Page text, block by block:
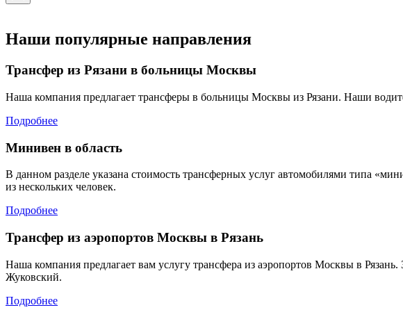
Наши популярные направления
Трансфер из Рязани в больницы Москвы
Наша компания предлагает трансферы в больницы Москвы из Рязани. Наши
Подробнее
Минивен в область
В данном разделе указана стоимость трансферных услуг автомобилями типа
из нескольких человек.
Подробнее
Трансфер из аэропортов Москвы в Рязань
Наша компания предлагает вам услугу трансфера из аэропортов Москвы в
Жуковский.
Подробнее